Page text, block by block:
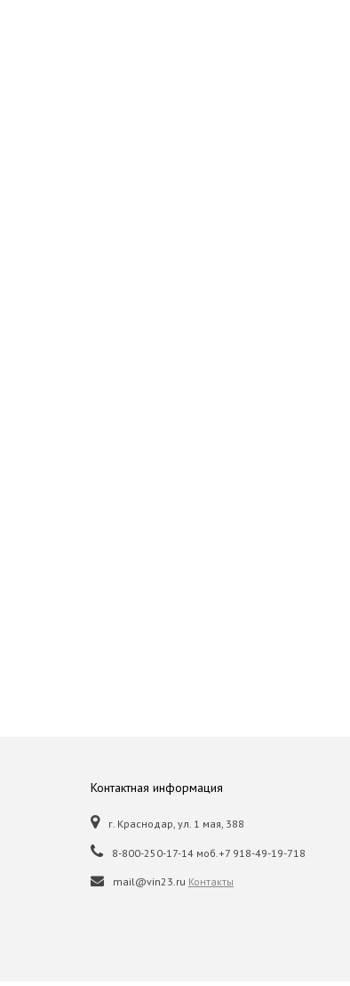
Контактная информация
г. Краснодар, ул. 1 мая, 388
8-800-250-17-14 моб.+7 918-49-19-718
mail@vin23.ru Контакты